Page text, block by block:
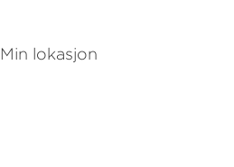
Min lokasjon